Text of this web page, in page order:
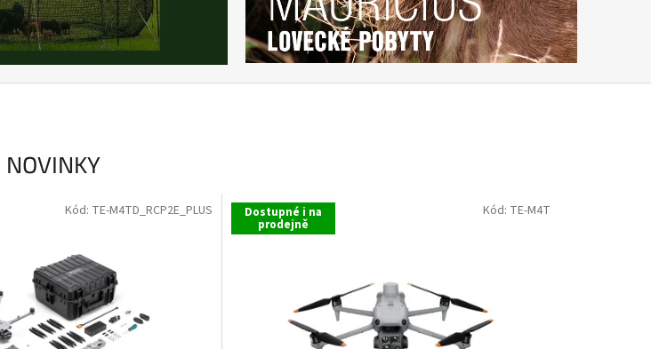
NOVINKY
Kód: TE-M4TD_RCP2E_PLUS Dostupné i na
prodejně
Kód: TE-M4T